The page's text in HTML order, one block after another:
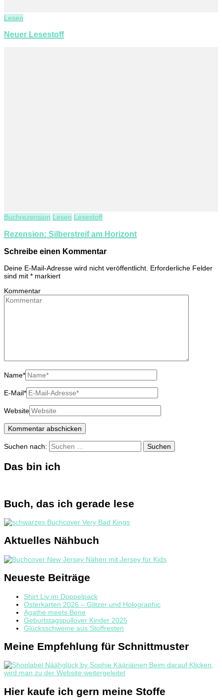
Lesen
Neuer Lesestoff
Buchrezension Lesen Lesestoff
Rezension: Silberstreif am Horizont
Schreibe einen Kommentar
Deine E-Mail-Adresse wird nicht veröffentlicht. Erforderliche Felder
sind mit * markiert
Kommentar
Name*
E-Mail*
Website
Suchen nach:
Das bin ich
Buch, das ich gerade lese
Aktuelles Nähbuch
Neueste Beiträge
Shirt Liv im Doppelpack
Osterkarten 2026 – Glitzer und Holographic
Agathe meets Bene
Geburtstagspullover Kinder 2025
Glücksschweine aus Stoffresten
Meine Empfehlung für Schnittmuster
Hier kaufe ich gern meine Stoffe